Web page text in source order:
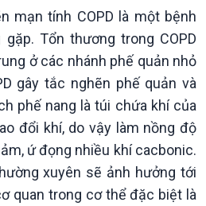
Góc nhìn VOV1
mạn tính COPD là một bệnh
Tổn thương trong COPD
ở các nhánh phế quản nhỏ
gây tắc nghẽn phế quản và
phế nang là túi chứa khí của
đổi khí, do vậy làm nồng độ
ứ đọng nhiều khí cacbonic.
xuyên sẽ ảnh hưởng tới
quan trong cơ thể đặc biệt là